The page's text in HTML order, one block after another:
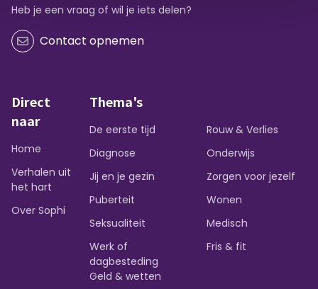
Heb je een vraag of wil je iets delen?
Contact opnemen
Direct
naar
Home
Verhalen uit
het hart
Over Sophi
Thema's
De eerste tijd
Diagnose
Jij en je gezin
Puberteit
Seksualiteit
Werk of
dagbesteding
Rouw & Verlies
Onderwijs
Zorgen voor jezelf
Wonen
Medisch
Fris & fit
Geld & wetten